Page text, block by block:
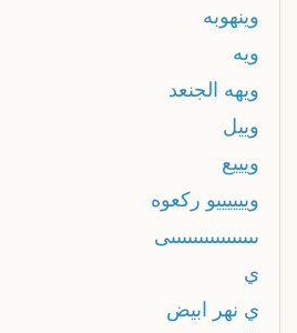
وينهوبه
ويه
ويهه الجنعد
وييل
ويييع
وييييييو ركعوه
ىىىىىىىىىىىىىىىىى
ي
ي نهر ابيض